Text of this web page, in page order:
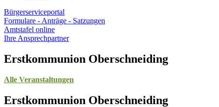
Bürgerserviceportal
Formulare - Anträge - Satzungen
Amtstafel online
Ihre Ansprechpartner
Erstkommunion Oberschneiding
Alle Veranstaltungen
Erstkommunion Oberschneiding